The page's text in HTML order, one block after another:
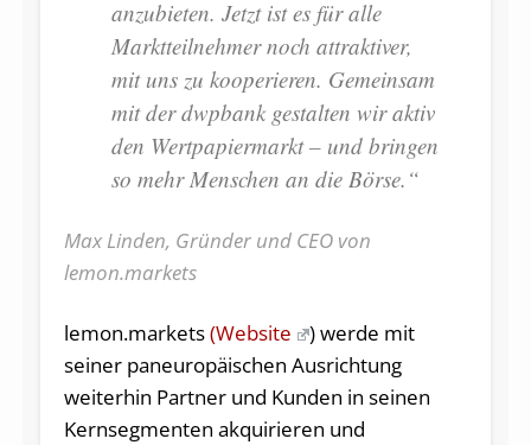
anzubieten. Jetzt ist es für alle
Marktteilnehmer noch attraktiver,
mit uns zu kooperieren. Gemeinsam
mit der dwpbank gestalten wir aktiv
den Wertpapiermarkt – und bringen
so mehr Menschen an die Börse.“
Max Linden, Gründer und CEO von
lemon.markets
lemon.markets(Website
) werde mit
seiner paneuropäischen Ausrichtung
weiterhin Partner und Kunden in seinen
Kernsegmenten akquirieren und